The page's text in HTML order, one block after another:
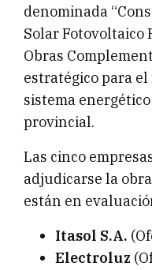
denominada
Solar Fotovoltaico
Obras
estratégico para
sistema
provincial.
Las cinco
adjudicarse la
están en
Itasol S.A.
Electroluz